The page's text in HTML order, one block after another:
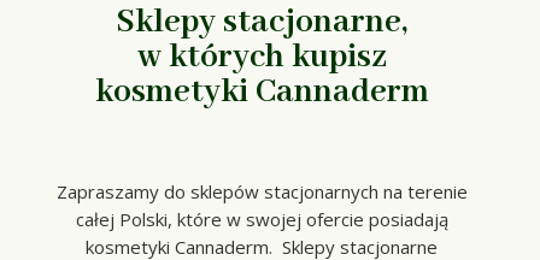
Sklepy stacjonarne,
w których kupisz
kosmetyki Cannaderm
Zapraszamy do sklepów stacjonarnych na terenie
całej Polski, które w swojej ofercie posiadają
kosmetyki Cannaderm. Sklepy stacjonarne